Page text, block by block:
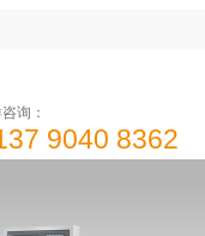
询：
9040 8362
雕机 高速钻攻机